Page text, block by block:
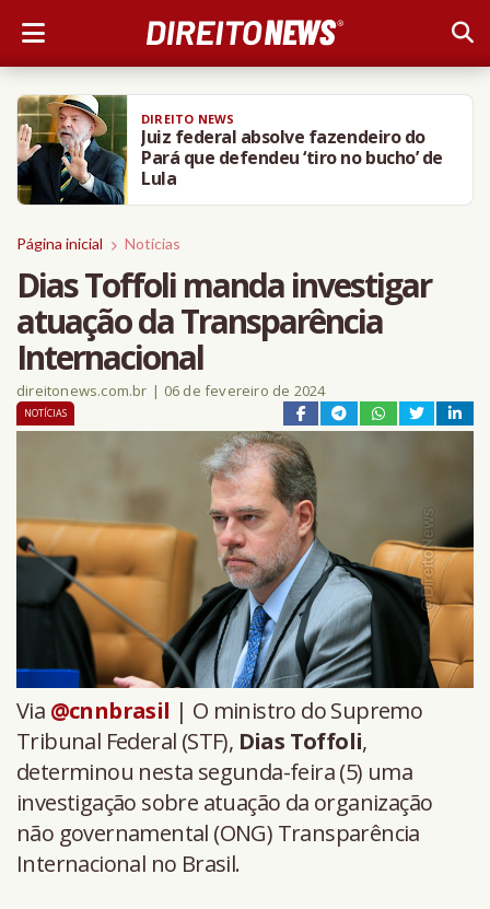
DIREITO NEWS
TRT-SE multa empresa após
advogada usar Inteligência Artificial
para inventar precedentes judiciais
Página inicial Notícias
Dias Toffoli manda investigar
atuação da Transparência
Internacional
direitonews.com.br | 06 de fevereiro de 2024
NOTÍCIAS
Via @cnnbrasil | O ministro do Supremo
Tribunal Federal (STF), Dias Toffoli,
determinou nesta segunda-feira (5) uma
investigação sobre atuação da organização
não governamental (ONG) Transparência
Internacional no Brasil.